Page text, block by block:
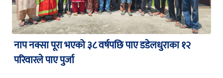
नाप नक्सा पूरा भएको ३८ वर्षपछि पाए डडेलधुराका १२
परिवारले पाए पुर्जा